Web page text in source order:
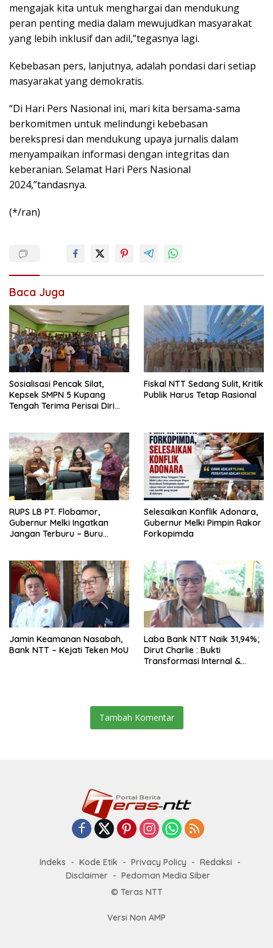
mengajak kita untuk menghargai dan mendukung
peran penting media dalam mewujudkan masyarakat
yang lebih inklusif dan adil,”tegasnya lagi.
Kebebasan pers, lanjutnya, adalah pondasi dari setiap
masyarakat yang demokratis.
“Di Hari Pers Nasional ini, mari kita bersama-sama
berkomitmen untuk melindungi kebebasan
berekspresi dan mendukung upaya jurnalis dalam
menyampaikan informasi dengan integritas dan
keberanian. Selamat Hari Pers Nasional
2024,”tandasnya.
(*/ran)
Baca Juga
Sosialisasi Pencak Silat,
Kepsek SMPN 5 Kupang
Tengah Terima Perisai Diri
Fiskal NTT Sedang Sulit, Kritik
Publik Harus Tetap Rasional
RUPS LB PT. Flobamor,
Gubernur Melki Ingatkan
Jangan Terburu – Buru
Selesaikan Konflik Adonara,
Gubernur Melki Pimpin Rakor
Forkopimda
Jamin Keamanan Nasabah,
Bank NTT – Kejati Teken MoU
Laba Bank NTT Naik 31,94%;
Dirut Charlie : Bukti
Transformasi Internal &
Tambah Komentar
Indeks Kode Etik Privacy Policy
Redaksi
Disclaimer
Pedoman Media Siber
© Teras NTT
Versi Non AMP